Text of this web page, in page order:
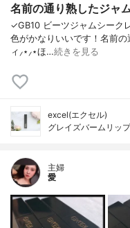
名前の通り熟したジャ
✓GB10 ビーツジャムシーク
色がかなりいいです！名前
ィ⸝⋆⸝⋆ほ…続きを見る
excel(エクセル)
グレイズバームリップ
主婦
愛